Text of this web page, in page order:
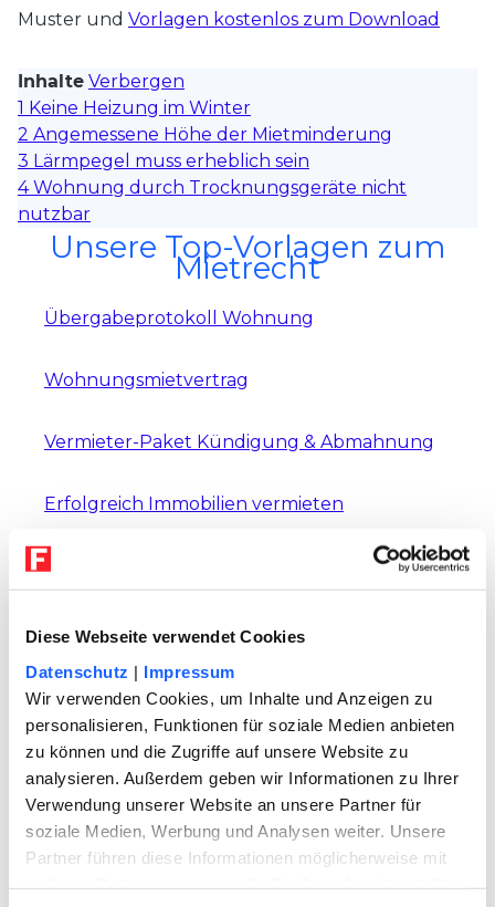
Diese Webseite verwendet Cookies
Datenschutz | Impressum
Wir verwenden Cookies, um Inhalte und Anzeigen zu
personalisieren, Funktionen für soziale Medien anbieten
zu können und die Zugriffe auf unsere Website zu
analysieren. Außerdem geben wir Informationen zu Ihrer
Verwendung unserer Website an unsere Partner für
soziale Medien, Werbung und Analysen weiter. Unsere
Partner führen diese Informationen möglicherweise mit
Muster und Vorlagen kostenlos zum Download
Inhalte Verbergen
1 Keine Heizung im Winter
2 Angemessene Höhe der Mietminderung
3 Lärmpegel muss erheblich sein
4 Wohnung durch Trocknungsgeräte nicht
nutzbar
Unsere Top-Vorlagen zum
Mietrecht
Übergabeprotokoll Wohnung
Wohnungsmietvertrag
Vermieter-Paket Kündigung & Abmahnung
Erfolgreich Immobilien vermieten
Gratis: Anschreiben Mieter Energiespartipps
User suchten auch nach
folgenden Themen
CORONA BLOG
Wann ist eine Befreiung der
Maskenpflicht möglich?
Seit nun mehr als fünf Monaten herrscht
in Deutschland die Maskenpflicht an
zahlreichen Orten des öffentlichen